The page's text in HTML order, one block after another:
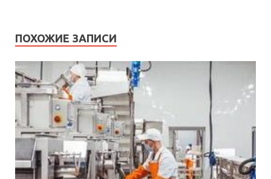
ПОХОЖИЕ ЗАПИСИ